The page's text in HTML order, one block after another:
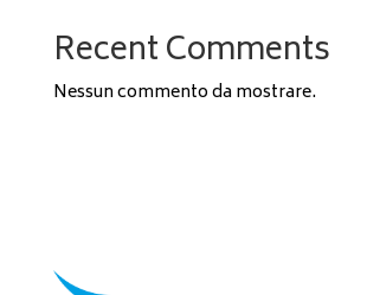
Recent Comments
Nessun commento da mostrare.